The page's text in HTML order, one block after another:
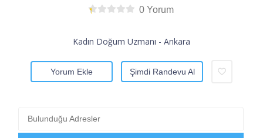
0 Yorum
Kadın Doğum Uzmanı - Ankara
Yorum Ekle Şimdi Randevu Al
Bulunduğu Adresler